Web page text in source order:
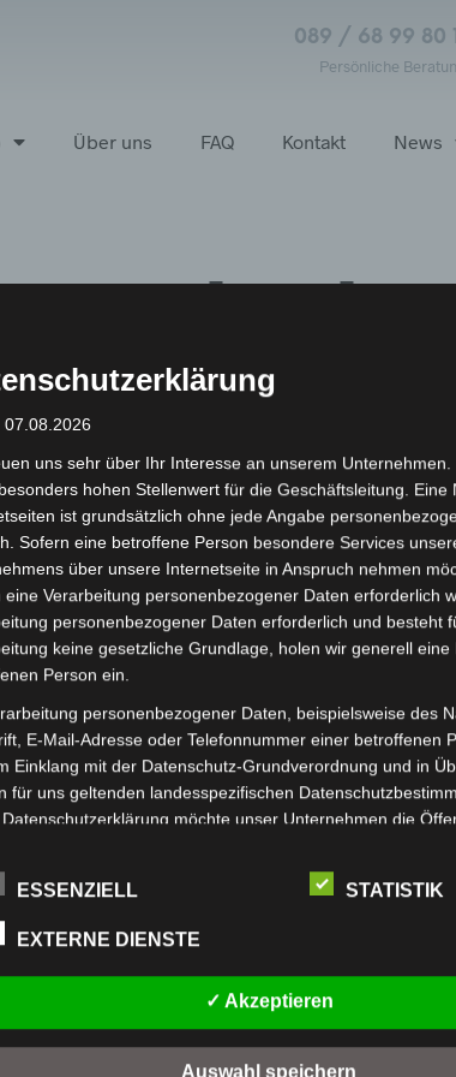
089 / 68 99 80
Persönliche
Über uns FAQ Kontakt News
Jupp Visitenkarten
Allgemeine Geschäftsbedingungen
Datenschutzbelehrung
07.08.2026
uns sehr über Ihr Interesse an unserem
hohen Stellenwert für die Geschäftsleitung. Eine
ist grundsätzlich ohne jede Angabe
Sofern eine betroffene Person besondere Services
über unsere Internetseite in Anspruch nehmen
eine Verarbeitung personenbezogener Daten erforderlich
personenbezogener Daten erforderlich und besteht
keine gesetzliche Grundlage, holen wir generell eine
Person ein.
personenbezogener Daten, beispielsweise des
E-Mail-Adresse oder Telefonnummer einer betroffenen
Einklang mit der Datenschutz-Grundverordnung und in
für uns geltenden landesspezifischen
möchte unser Unternehmen die
Daten informieren. Ferner werden betroffene
Datenschutzerklärung über die ihnen zustehenden Rechte
als für die Verarbeitung Verantwortlicher zahlreiche
diese Internetseite verarbeiteten personenbezogenen
Dennoch können Internetbasierte
werden kann. Aus diesem Grund steht es jeder
ESSENZIELL STATISTIK
EXTERNE DIENSTE
✓ Akzeptieren
Auswahl speichern